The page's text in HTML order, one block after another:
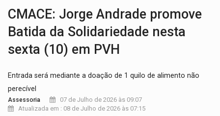
CMACE: Jorge Andrade promove
Batida da Solidariedade nesta
sexta (10) em PVH
Entrada será mediante a doação de 1 quilo de alimento não
perecível
Assessoria
07 de Julho de 2026 às 09:07
Atualizada em : 08 de Julho de 2026 às 07:15